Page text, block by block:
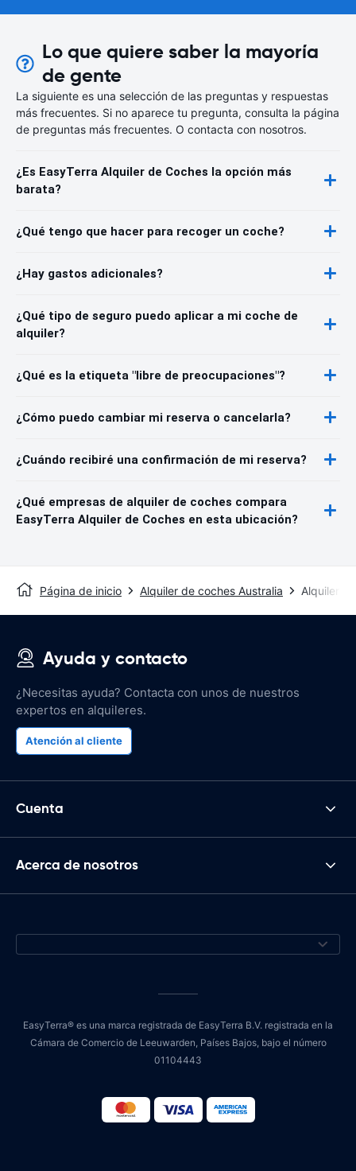
Lo que quiere saber la mayoría
de gente
La siguiente es una selección de las preguntas y respuestas
más frecuentes. Si no aparece tu pregunta, consulta la página
de preguntas más frecuentes. O contacta con nosotros.
¿Es EasyTerra Alquiler de Coches la opción más
barata?
¿Qué tengo que hacer para recoger un coche?
¿Hay gastos adicionales?
¿Qué tipo de seguro puedo aplicar a mi coche de
alquiler?
¿Qué es la etiqueta "libre de preocupaciones"?
¿Cómo puedo cambiar mi reserva o cancelarla?
¿Cuándo recibiré una confirmación de mi reserva?
¿Qué empresas de alquiler de coches compara
EasyTerra Alquiler de Coches en esta ubicación?
Página de inicio Alquiler de coches Australia Alquiler
Ayuda y contacto
¿Necesitas ayuda? Contacta con unos de nuestros
expertos en alquileres.
Atención al cliente
Cuenta
Acerca de nosotros
EasyTerra® es una marca registrada de EasyTerra B.V. registrada en la
Cámara de Comercio de Leeuwarden, Países Bajos, bajo el número
01104443